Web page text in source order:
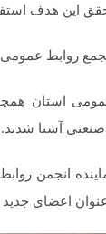
این هدف
روابط عمومی
استان
آشنا شدند.
انجمن
عنوان اعضای